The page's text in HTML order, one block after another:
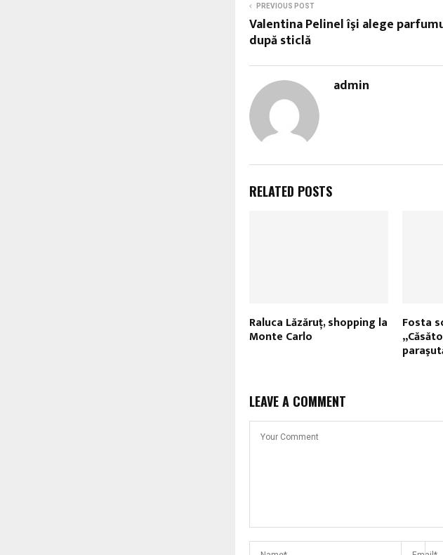
PREVIOUS POST
Valentina Pelinel îşi alege
după sticlă
admin
RELATED POSTS
Raluca Lăzăruţ, shopping la
Monte Carlo
Fosta
LEAVE A COMMENT